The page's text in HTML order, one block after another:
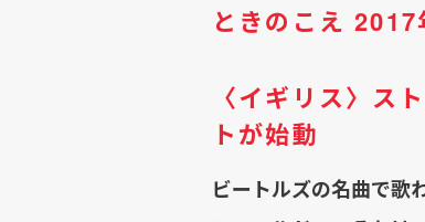
ときのこえ 2017
〈イギリス〉ス
トが始動
ビートルズの名曲で歌